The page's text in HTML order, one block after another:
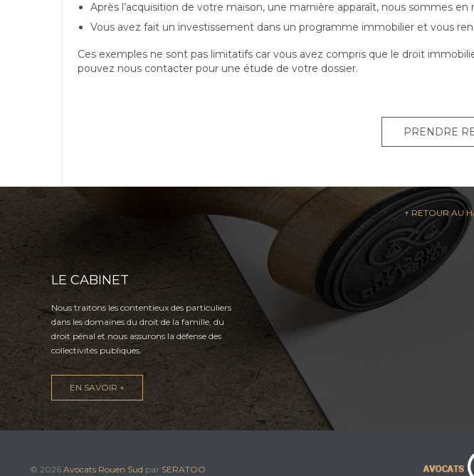
Après l’acquisition de votre maison, une marnière apparaît, nous sommes
Vous avez fait un investissement dans un programme immobilier et vous
Ces exemples ne sont pas limitatifs car vous avez compris que le droit
pouvez nous contacter pour une étude de votre dossier.
PRENDRE
↑ RETOUR AU
LE CABINET
Nous traitons les contentieux des particuliers
dans les domaines du droit de la famille, du
droit pénal et nous assurons la défense des
collectivités publiques.
EN SAVOIR +
© 2026 Avocats Rouen Sud par SERATOO